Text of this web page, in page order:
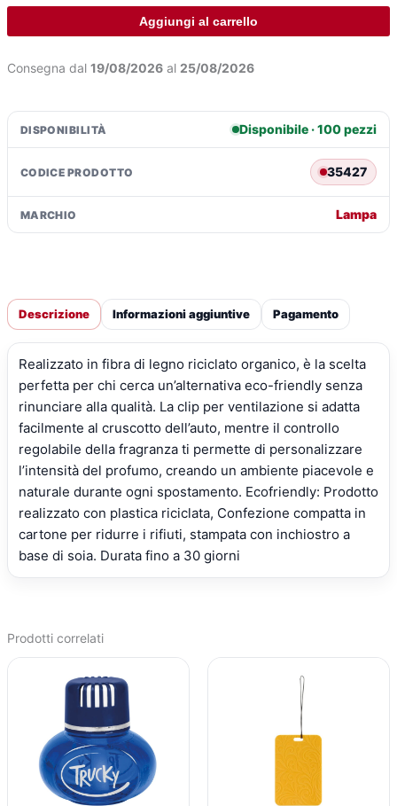
€12,69.
€11,21.
-
quantità
Aggiungi al carrello
Consegna dal 19/08/2026al 25/08/2026
DISPONIBILITÀ Disponibile · 100 pezzi
CODICE PRODOTTO 35427
MARCHIO Lampa
Descrizione Informazioni aggiuntive Pagamento
Realizzato in fibra di legno riciclato organico, è la scelta
perfetta per chi cerca un’alternativa eco-friendly senza
rinunciare alla qualità. La clip per ventilazione si adatta
facilmente al cruscotto dell’auto, mentre il controllo
regolabile della fragranza ti permette di personalizzare
l’intensità del profumo, creando un ambiente piacevole e
naturale durante ogni spostamento. Ecofriendly: Prodotto
realizzato con plastica riciclata, Confezione compatta in
cartone per ridurre i rifiuti, stampata con inchiostro a
base di soia. Durata fino a 30 giorni
Prodotti correlati
PREZZO
ORIGINALE
ERA:
€16,23.
PREZZO
ATTUALE
È:
€13,65.
PREZZO
ORIGINALE
ERA:
€10,49.